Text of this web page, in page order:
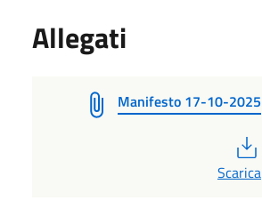
Allegati
Manifesto 17-10-2025
Scarica